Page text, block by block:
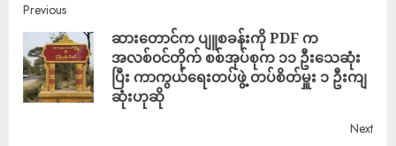
Previous
ဆားတောင်က ပျူစခန်းကို PDF က
အလစ်၀င်တိုက် စစ်အုပ်စုက ၁၁ ဦးသေဆုံး
ပြီး ကာကွယ်ရေးတပ်ဖွဲ့ တပ်စိတ်မှူး ၁ ဦးကျ
ဆုံးဟုဆို
Next